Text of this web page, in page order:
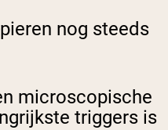
nog steeds
microscopische
triggers is